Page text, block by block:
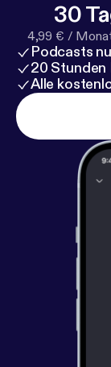
30
4,99 € /
Podcasts
20
Alle